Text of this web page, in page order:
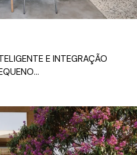
E INTEGRAÇÃO